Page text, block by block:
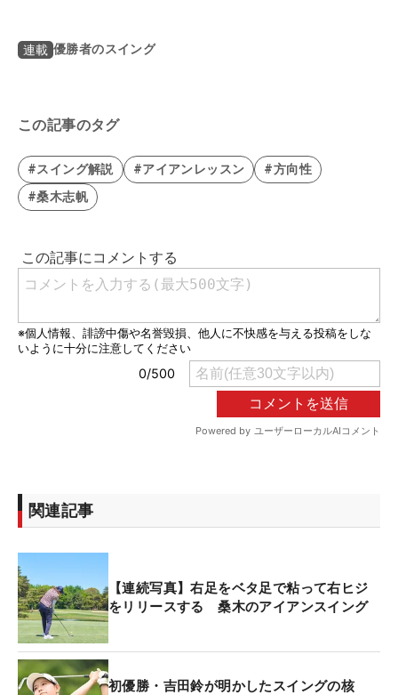
連載 優勝者のスイング
この記事のタグ
#スイング解説 #アイアンレッスン
#方向性
#桑木志帆
関連記事
【連続写真】右足をベタ足で粘って右ヒジ
をリリースする 桑木のアイアンスイング
初優勝・吉田鈴が明かしたスイングの核